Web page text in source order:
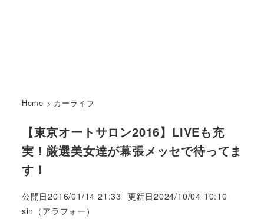
Home > カーライフ
【東京オートサロン2016】LIVEも充
実！厳選美女達が幕張メッセで待ってま
す！
公開日2016/01/14 21:33 更新日2024/10/04 10:10
著
sin（アラフォー）